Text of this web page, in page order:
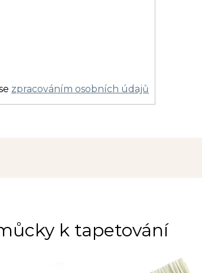
zpracováním osobních údajů
k tapetování